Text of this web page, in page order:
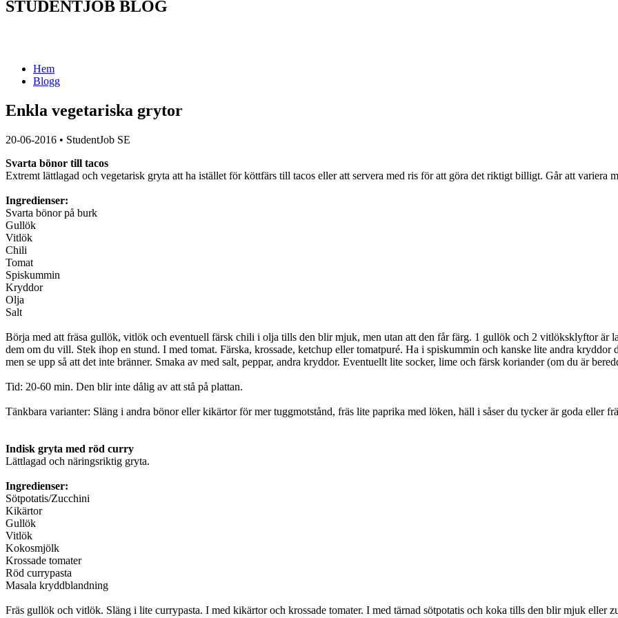
STUDENTJOB BLOG
Hem
Blogg
Enkla vegetariska grytor
20-06-2016 • StudentJob SE
Svarta bönor till tacos
Extremt lättlagad och vegetarisk gryta att ha istället för köttfärs till tacos eller att servera med ris för att göra det riktigt billigt. Går att variera
Ingredienser:
Svarta bönor på burk
Gullök
Vitlök
Chili
Tomat
Spiskummin
Kryddor
Olja
Salt
Börja med att fräsa gullök, vitlök och eventuell färsk chili i olja tills den blir mjuk, men utan att den får färg. 1 gullök och 2 vitlöksklyftor är
dem om du vill. Stek ihop en stund. I med tomat. Färska, krossade, ketchup eller tomatpuré. Ha i spiskummin och kanske lite andra
men se upp så att det inte bränner. Smaka av med salt, peppar, andra kryddor. Eventuellt lite socker, lime och färsk koriander (om du är
Tid: 20-60 min. Den blir inte dålig av att stå på plattan.
Tänkbara varianter: Släng i andra bönor eller kikärtor för mer tuggmotstånd, fräs lite paprika med löken, häll i såser du tycker är goda eller
Indisk gryta med röd curry
Lättlagad och näringsriktig gryta.
Ingredienser:
Sötpotatis/Zucchini
Kikärtor
Gullök
Vitlök
Kokosmjölk
Krossade tomater
Röd currypasta
Masala kryddblandning
Fräs gullök och vitlök. Släng i lite currypasta. I med kikärtor och krossade tomater. I med tärnad sötpotatis och koka tills den blir mjuk eller